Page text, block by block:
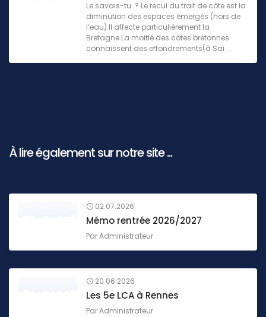
Le savais-tu ? Le recul du trait de côte est la
diminution des espaces émergés (hors de
l’eau).Il affecte particulièrement la
Bretagne.La moitié des côtes bretonnes
connaissent des effondrements(à Sai ...
À lire également sur notre site ...
02.07.2026
Mémo rentrée 2026/2027
ParAdministrateur
20.06.2026
Les 5e LCA à Rennes
ParAdministrateur